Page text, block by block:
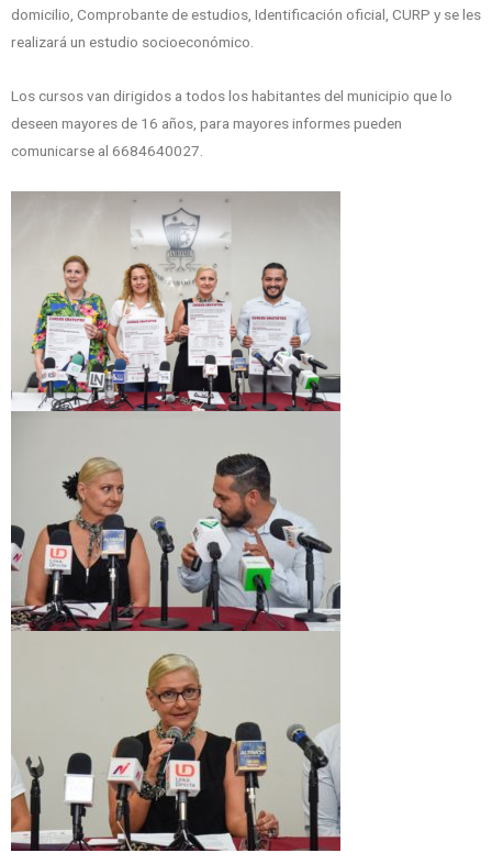
domicilio, Comprobante de estudios, Identificación oficial, CURP y se les
realizará un estudio socioeconómico.
Los cursos van dirigidos a todos los habitantes del municipio que lo
deseen mayores de 16 años, para mayores informes pueden
comunicarse al 6684640027.